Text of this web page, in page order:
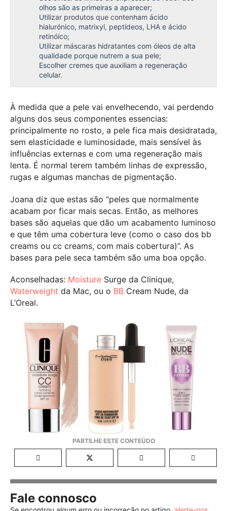
olhos são as primeiras a aparecer;
Utilizar produtos que contenham ácido
hialurónico, matrixyl, peptídeos, LHA e ácido
retinóico;
Utilizar máscaras hidratantes com óleos de alta
qualidade porque nutrem a sua pele;
Escolher cremes que auxiliam a regeneração
celular.
À medida que a pele vai envelhecendo, vai perdendo
alguns dos seus componentes essencias:
principalmente no rosto, a pele fica mais desidratada,
sem elasticidade e luminosidade, mais sensível às
influências externas e com uma regeneração mais
lenta. É normal terem também linhas de expressão,
rugas e algumas manchas de pigmentação.
Joana diz que estas são “peles que normalmente
acabam por ficar mais secas. Então, as melhores
bases são aquelas que dão um acabamento luminoso
e que têm uma cobertura leve (como o caso dos bb
creams ou cc creams, com mais cobertura)”. As
bases para pele seca também são uma boa opção.
Aconselhadas: Moisture Surge da Clinique,
Waterweight da Mac, ou o BB Cream Nude, da
L’Oreal.
Fale connosco